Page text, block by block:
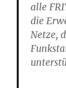
alle
die
Netze,